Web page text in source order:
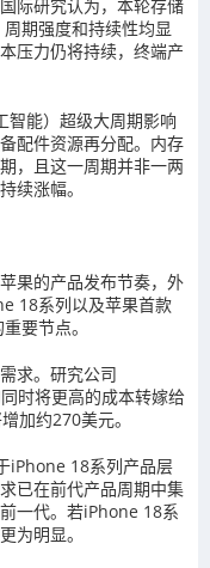
际研究认为，本轮存储
期强度和持续性均显
压力仍将持续，终端产
智能）超级大周期影响
配件资源再分配。内存
，且这一周期并非一两
续涨幅。
果的产品发布节奏，外
18系列以及苹果首款
要节点。
求。研究公司
时将更高的成本转嫁给
加约270美元。
iPhone 18系列产品层
已在前代产品周期中集
一代。若iPhone 18系
为明显。